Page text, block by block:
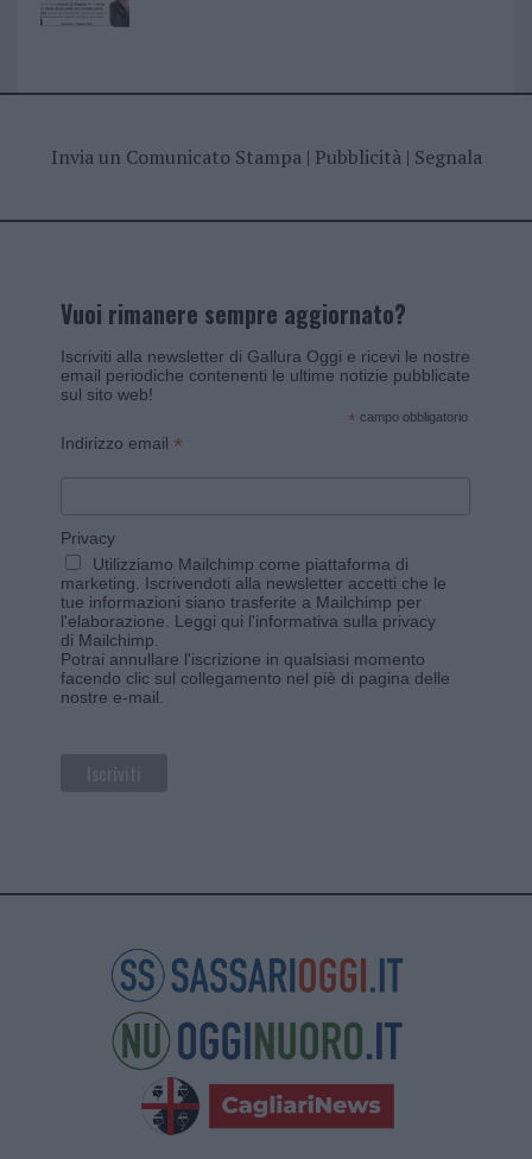
Invia un Comunicato Stampa| Pubblicità| Segnala
Vuoi rimanere sempre aggiornato?
Iscriviti alla newsletter di Gallura Oggi e ricevi le nostre
email periodiche contenenti le ultime notizie pubblicate
sul sito web!
* campo obbligatorio
Indirizzo email *
Privacy
Utilizziamo Mailchimp come piattaforma di
marketing. Iscrivendoti alla newsletter accetti che le
tue informazioni siano trasferite a Mailchimp per
l'elaborazione. Leggi qui l'informativa sulla privacy
di Mailchimp
Potrai annullare l'iscrizione in qualsiasi momento
facendo clic sul collegamento nel piè di pagina delle
nostre e-mail.